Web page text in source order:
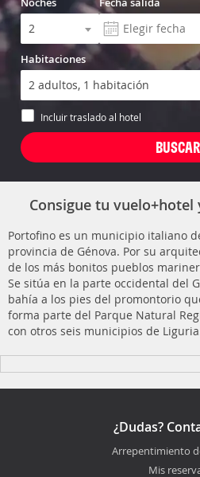
Habitaciones
Incluir traslado al hotel
Consigue tu
Portofino es un municipio italiano
provincia de Génova. Por su
de los más bonitos pueblos
Se sitúa en la parte occidental del
bahía a los pies del promontorio
forma parte del Parque Natural
con otros seis municipios de
¿Dudas?
Arrepentimiento
Mis